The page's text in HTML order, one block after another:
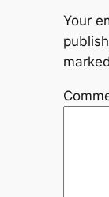
Your
marked